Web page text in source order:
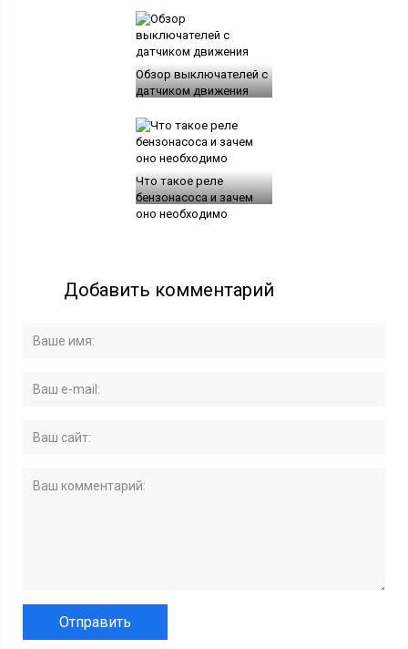
Обзор выключателей с
датчиком движения
Что такое реле
бензонасоса и зачем
оно необходимо
Добавить комментарий